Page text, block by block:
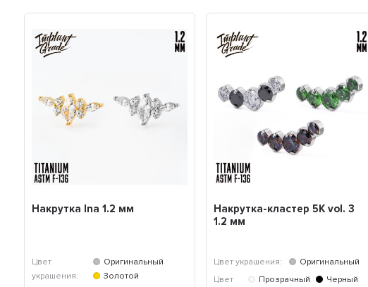
Накрутка Ina 1.2 мм
Цвет
украшения:
Оригинальный
Золотой
Накрутка-кластер 5К vol. 3
1.2 мм
Цвет украшения:
Оригинальный
Цвет
Прозрачный
Черный